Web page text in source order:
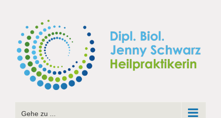
springen
Gehe zu ...